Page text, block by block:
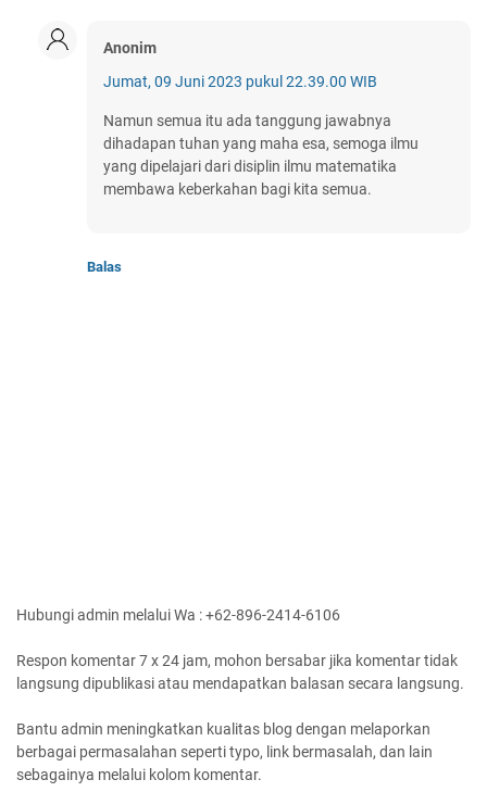
Anonim
Jumat, 09 Juni 2023 pukul 22.39.00 WIB
Namun semua itu ada tanggung jawabnya
dihadapan tuhan yang maha esa, semoga ilmu
yang dipelajari dari disiplin ilmu matematika
membawa keberkahan bagi kita semua.
Balas
Hubungi admin melalui Wa : +62-896-2414-6106
Respon komentar 7 x 24 jam, mohon bersabar jika komentar tidak
langsung dipublikasi atau mendapatkan balasan secara langsung.
Bantu admin meningkatkan kualitas blog dengan melaporkan
berbagai permasalahan seperti typo, link bermasalah, dan lain
sebagainya melalui kolom komentar.